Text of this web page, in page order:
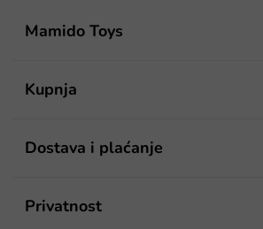
Mamido Toys
Kupnja
Dostava i plaćanje
Privatnost